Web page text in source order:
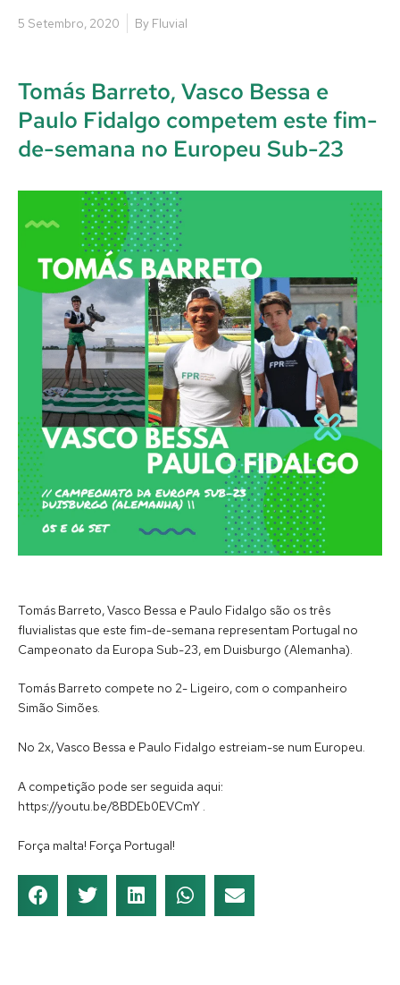
5 Setembro, 2020 By Fluvial
Tomás Barreto, Vasco Bessa e
Paulo Fidalgo competem este fim-
de-semana no Europeu Sub-23
Tomás Barreto, Vasco Bessa e Paulo Fidalgo são os três
fluvialistas que este fim-de-semana representam Portugal no
Campeonato da Europa Sub-23, em Duisburgo (Alemanha).
Tomás Barreto compete no 2- Ligeiro, com o companheiro
Simão Simões.
No 2x, Vasco Bessa e Paulo Fidalgo estreiam-se num Europeu.
A competição pode ser seguida aqui:
https://youtu.be/8BDEb0EVCmY .
Força malta! Força Portugal!